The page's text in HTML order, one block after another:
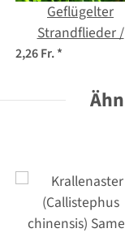
Geflügelter
Strandflieder /
Statice 'Pastel Mix'
sinuatum)
2,26 Fr.*